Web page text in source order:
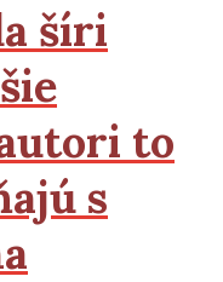
šíri
to
s